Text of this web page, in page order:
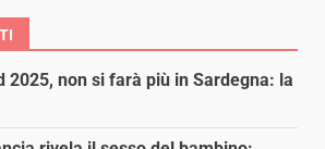
2025, non si farà più in Sardegna: la